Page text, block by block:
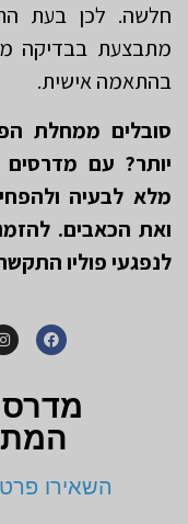
חלשה. לכן בעת
מתבצעת בבדיקה
בהתאמה אישית.
סובלים ממחלת
יותר? עם מדרסים
מלא לבעיה
ואת הכאבים.
לנפגעי פוליו
השאירו